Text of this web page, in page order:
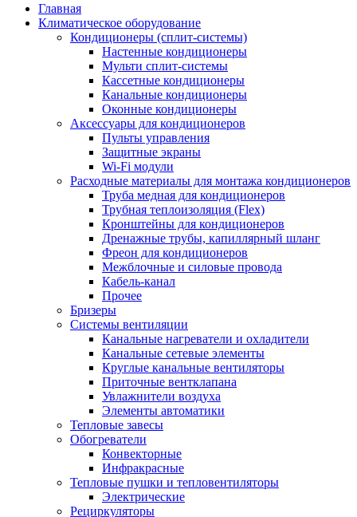
Главная
Климатическое оборудование
Кондиционеры (сплит-системы)
Настенные кондиционеры
Мульти сплит-системы
Кассетные кондиционеры
Канальные кондиционеры
Оконные кондиционеры
Аксессуары для кондиционеров
Пульты управления
Защитные экраны
Wi-Fi модули
Расходные материалы для монтажа кондиционеров
Труба медная для кондиционеров
Трубная теплоизоляция (Flex)
Кронштейны для кондиционеров
Дренажные трубы, капиллярный шланг
Фреон для кондиционеров
Межблочные и силовые провода
Кабель-канал
Прочее
Бризеры
Системы вентиляции
Канальные нагреватели и охладители
Канальные сетевые элементы
Круглые канальные вентиляторы
Приточные вентклапана
Увлажнители воздуха
Элементы автоматики
Тепловые завесы
Обогреватели
Конвекторные
Инфракрасные
Тепловые пушки и тепловентиляторы
Электрические
Рециркуляторы